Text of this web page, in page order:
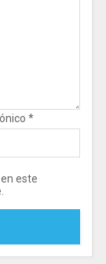
*
este